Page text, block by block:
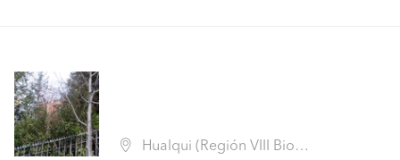
Hualqui (Región VIII Biobío - Concepción)